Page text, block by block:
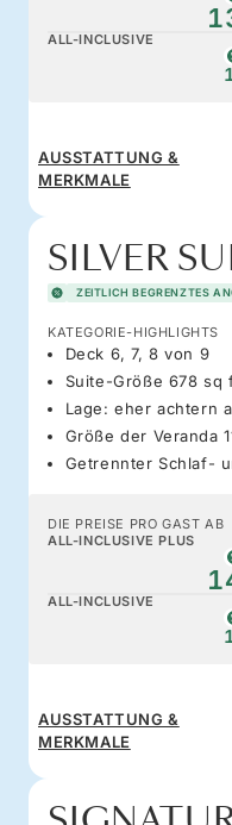
ALL-INCLUSIVE
AUSSTATTUNG &
MERKMALE
SILVER
ZEITLICH BEGRENZTES
KATEGORIE-HIGHLIGHTS
Deck 6, 7, 8 von 9
Suite-Größe 678 sq
Lage: eher achtern
Größe der Veranda
Getrennter Schlaf-
DIE PREISE PRO GAST AB
ALL-INCLUSIVE PLUS
ALL-INCLUSIVE
AUSSTATTUNG &
MERKMALE